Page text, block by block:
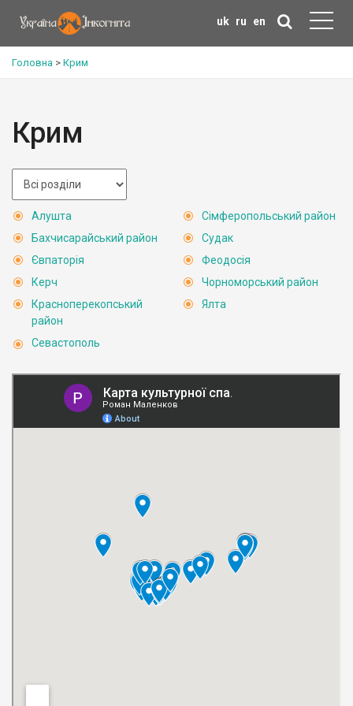
uk ru en
Головна > Крим
Крим
Алушта
Бахчисарайський район
Євпаторія
Керч
Красноперекопський
район
Севастополь
Сімферопольський район
Судак
Феодосія
Чорноморський район
Ялта